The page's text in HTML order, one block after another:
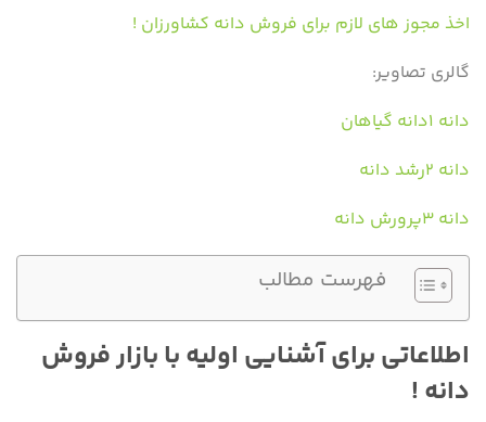
اخذ مجوز های لازم برای فروش دانه کشاورزان !
گالری تصاویر:
دانه ۱دانه گیاهان
دانه ۲رشد دانه
دانه ۳پرورش دانه
فهرست مطالب
اطلاعاتی برای آشنایی اولیه با بازار فروش
دانه !